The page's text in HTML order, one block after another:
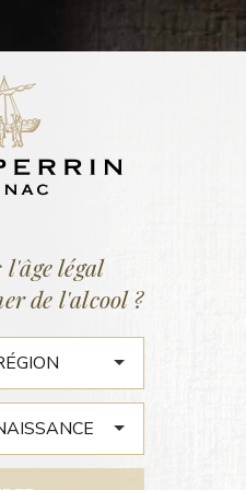
DE
DU BIO
légal
de l'alcool ?